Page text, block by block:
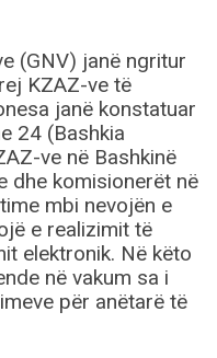
(GNV) janë ngritur
KZAZ-ve të
janë konstatuar
24 (Bashkia
ve në Bashkinë
dhe komisionerët në
mbi nevojën e
e realizimit të
elektronik. Në këto
në vakum sa i
për anëtarë të